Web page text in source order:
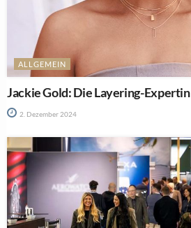
ALLGEMEIN
Jackie Gold: Die Layering-Expertin
2. Dezember 2024